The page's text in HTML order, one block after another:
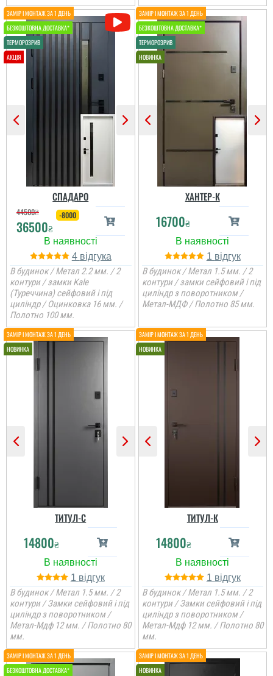
СПАДАРО
44500₴
36500₴
-8000
4
В будинок / Метал 2.2 мм. / 2
контури / замки Kale
(Туреччина) сейфовий і під
циліндр / Оцинковка 16 мм. /
Полотно 100 мм.
ХАНТЕР-К
16700₴
1
В будинок / Метал 1.5 мм. / 2
контури / замки сейфовий і під
циліндр з поворотником /
Метал-МДФ / Полотно 85 мм.
ТИТУЛ-С
14800₴
1
В будинок / Метал 1.5 мм. / 2
контури / Замки сейфовий і під
циліндр з поворотником /
Метал-Мдф 12 мм. / Полотно 80
мм.
ТИТУЛ-К
14800₴
1
В будинок / Метал 1.5 мм. / 2
контури / Замки сейфовий і під
циліндр з поворотником /
Метал-Мдф 12 мм. / Полотно 80
мм.